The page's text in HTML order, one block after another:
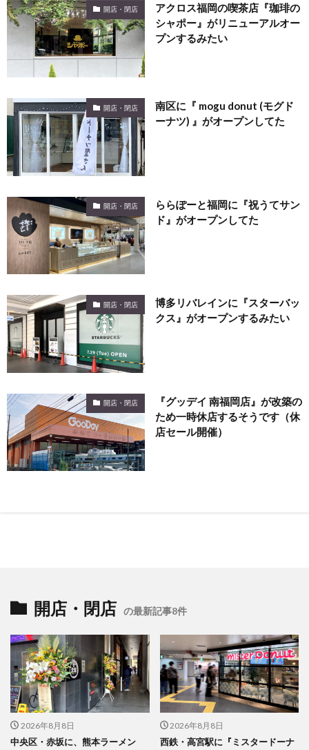
開店・閉店
アクロス福岡の喫茶店『珈琲の
シャポー』がリニューアルオー
プンするみたい
開店・閉店
南区に『 mogu donut (モグド
ーナツ) 』がオープンしてた
開店・閉店
ららぽーと福岡に『祝うてサン
ド』がオープンしてた
開店・閉店
博多リバレインに『スターバッ
クス』がオープンするみたい
開店・閉店
『グッデイ 南福岡店』が改築の
ため一時休店するそうです（休
店セール開催）
開店・閉店 の最新記事8件
2026年8月8日
中央区・赤坂に、熊本ラーメン
2026年8月8日
西鉄・高宮駅に『ミスタードーナ